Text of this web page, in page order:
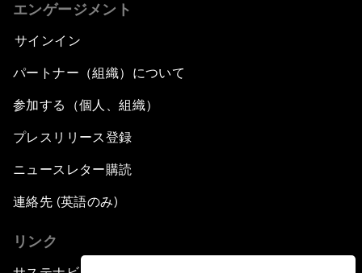
エンゲージメント
サインイン
パートナー（組織）について
参加する（個人、組織）
プレスリリース登録
ニュースレター購読
連絡先 (英語のみ)
リンク